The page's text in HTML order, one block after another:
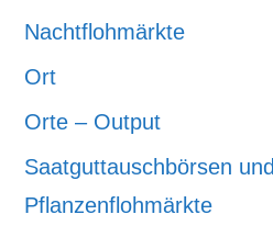
Nachtflohmärkte
Ort
Orte – Output
Saatguttauschbörsen und
Pflanzenflohmärkte